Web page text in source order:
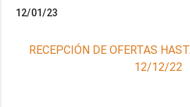
12/01/23
RECEPCIÓN DE OFERTAS
12/12/22